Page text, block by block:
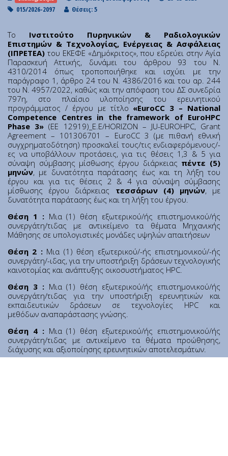
Institute of Quantum Computing and Quantum
Technology (IQCQT)
National Research Infrastructures
Home
About Us
Education
Congress Center
Innovation Office
Lefkippos Tech Park
Department of e-Governance
Work with us
Procurement
Gender Equality Plan
News
Contact
Personal Data|Terms of Use
015/2026-2097
Θέσεις: 5
Tο Ινστιτούτο Πυρηνικών & Ραδιολογικών
Επιστημών & Τεχνολογίας, Ενέργειας & Ασφάλειας
(ΙΠΡΕΤΕΑ) του ΕΚΕΦΕ «Δημόκριτος», που εδρεύει στην Αγία
Παρασκευή Αττικής, δυνάμει του άρθρου 93 του Ν.
4310/2014 όπως τροποποιήθηκε και ισχύει με την
παράγραφο 1, άρθρο 24 του Ν. 4386/2016 και του αρ. 244
του Ν. 4957/2022, καθώς και την απόφαση του ΔΣ συνεδρία
797η, στο πλαίσιο υλοποίησης του ερευνητικού
προγράμματος / έργου με τίτλο «EuroCC 3 – National
Competence Centres in the framework of EuroHPC
Phase 3» (ΕΕ 12919)_E.E/HORIZON – JU-EUROHPC, Grant
Agreement – 101306701 – EuroCC 3 (με πιθανή εθνική
συγχρηματοδότηση) προσκαλεί τους/τις ενδιαφερόμενους/-
ες να υποβάλλουν προτάσεις, για τις θέσεις 1,3 & 5 για
σύναψη σύμβασης μίσθωσης έργου διάρκειας πέντε (5)
μηνών, με δυνατότητα παράτασης έως και τη λήξη του
έργου και για τις θέσεις 2 & 4 για σύναψη σύμβασης
μίσθωσης έργου διάρκειας τεσσάρων (4) μηνών, με
δυνατότητα παράτασης έως και τη λήξη του έργου.
Θέση 1 :Μια (1) θέση εξωτερικού/ής επιστημονικού/ής
συνεργάτη/τιδας με αντικείμενο τα θέματα Μηχανικής
Μάθησης σε υπολογιστικές μονάδες υψηλών απαιτήσεων
Θέση 2 :Μια (1) θέση εξωτερικού/-ής επιστημονικού/-ής
συνεργάτη/-ιδας, για την υποστήριξη δράσεων τεχνολογικής
καινοτομίας και ανάπτυξης οικοσυστήματος HPC.
Θέση 3 : Μια (1) θέση εξωτερικού/ής επιστημονικού/ής
συνεργάτη/τιδας για την υποστήριξη ερευνητικών και
εκπαιδευτικών δράσεων σε τεχνολογίες HPC και
μεθόδων αναπαράστασης γνώσης.
Θέση 4 :Μια (1) θέση εξωτερικού/ής επιστημονικού/ής
συνεργάτη/τιδας με αντικείμενο τα θέματα προώθησης,
διάχυσης και αξιοποίησης ερευνητικών αποτελεσμάτων.